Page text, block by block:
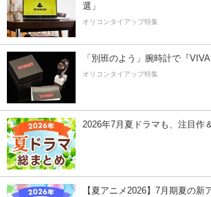
選」
オリコンタイアップ特集
「別班のよう」腕時計で『
オリコンタイアップ特集
2026年7月夏ドラマも、注目作
【夏アニメ2026】7月期夏の新